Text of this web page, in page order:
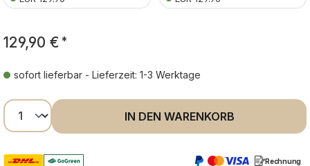
129,90 € *
sofort lieferbar - Lieferzeit: 1-3 Werktage
Produkt Anzahl: Gib den gewünschten
IN DEN WARENKORB
Rechnung